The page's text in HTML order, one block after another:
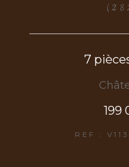
7
199
REF :